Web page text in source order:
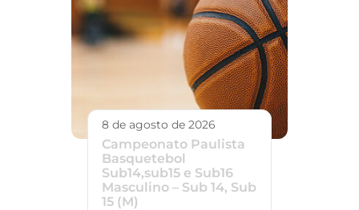
8 de agosto de 2026
Campeonato Paulista
Basquetebol
Sub14,sub15 e Sub16
Masculino – Sub 14, Sub
15 (M)